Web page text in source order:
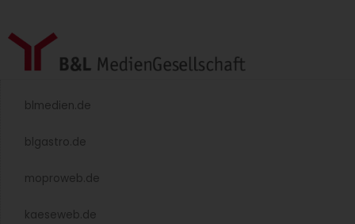
blmedien.de
blgastro.de
moproweb.de
kaeseweb.de